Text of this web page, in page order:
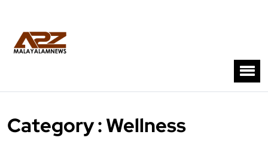
Category : Wellness